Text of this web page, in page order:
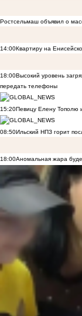
Ростсельмаш объявил о
14:00Квартиру на
18:00Высокий уровень
передать телефоны
15:20Певицу Елену Тополю
08:50Ильский НПЗ горит
18:00Аномальная жара